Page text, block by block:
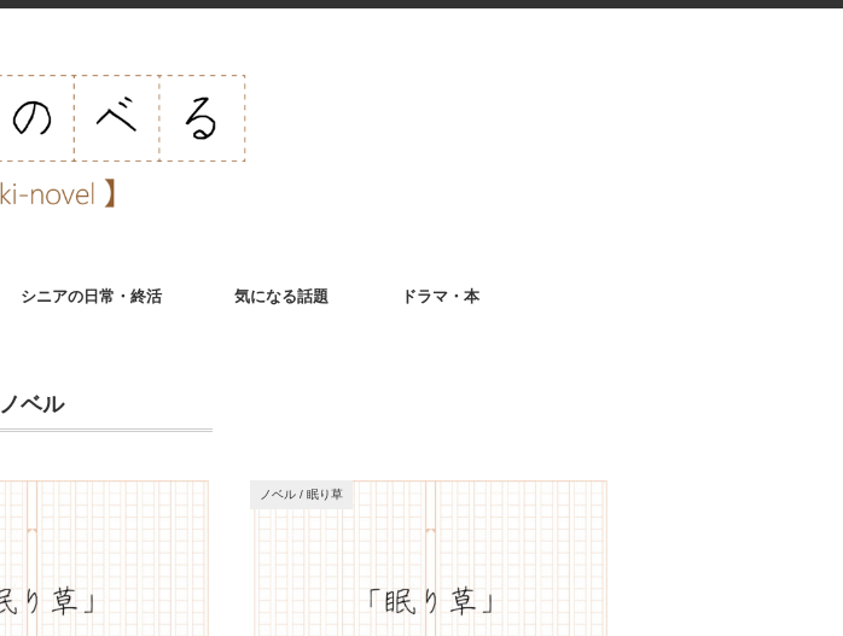
シニアの日常・終活 気になる話題 ドラマ・本
ノベル
ノベル /眠り草